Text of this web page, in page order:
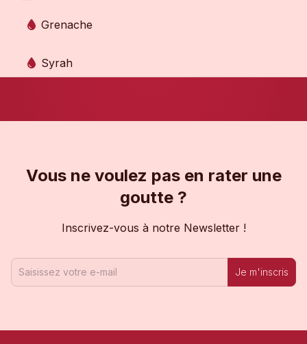
Grenache
Syrah
Vous ne voulez pas en rater une
goutte ?
Inscrivez-vous à notre Newsletter !
Je m'inscris